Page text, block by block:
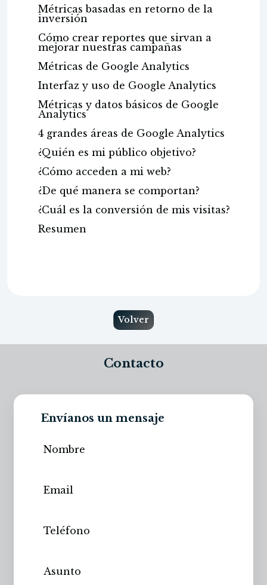
Métricas basadas en retorno de la
inversión
Cómo crear reportes que sirvan a
mejorar nuestras campañas
Métricas de Google Analytics
Interfaz y uso de Google Analytics
Métricas y datos básicos de Google
Analytics
4 grandes áreas de Google Analytics
¿Quién es mi público objetivo?
¿Cómo acceden a mi web?
¿De qué manera se comportan?
¿Cuál es la conversión de mis visitas?
Resumen
Volver
Contacto
Envíanos un mensaje